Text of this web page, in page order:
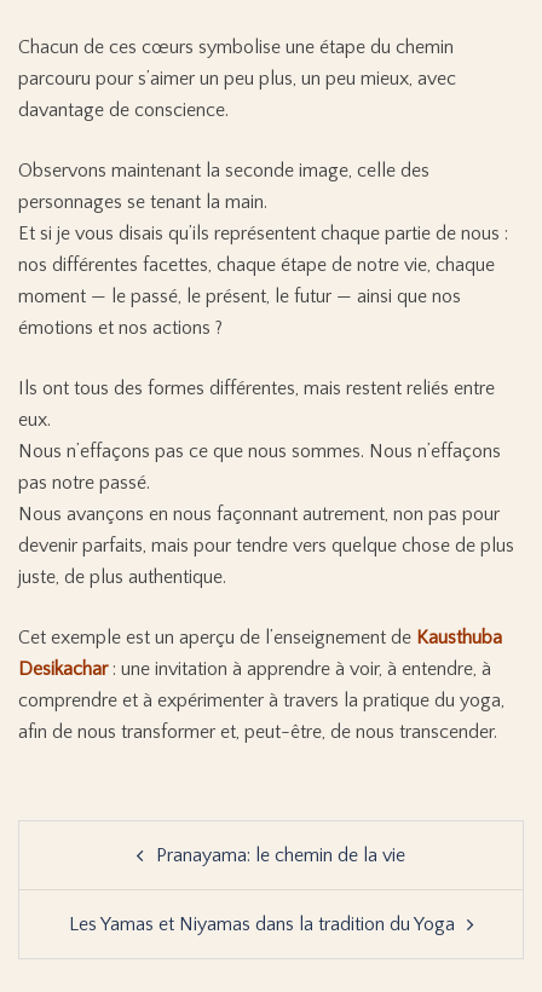
Chacun de ces cœurs symbolise une étape du chemin
parcouru pour s’aimer un peu plus, un peu mieux, avec
davantage de conscience.
Observons maintenant la seconde image, celle des
personnages se tenant la main.
Et si je vous disais qu’ils représentent chaque partie de nous :
nos différentes facettes, chaque étape de notre vie, chaque
moment — le passé, le présent, le futur — ainsi que nos
émotions et nos actions ?
Ils ont tous des formes différentes, mais restent reliés entre
eux.
Nous n’effaçons pas ce que nous sommes. Nous n’effaçons
pas notre passé.
Nous avançons en nous façonnant autrement, non pas pour
devenir parfaits, mais pour tendre vers quelque chose de plus
juste, de plus authentique.
Cet exemple est un aperçu de l’enseignement de Kausthuba
Desikachar: une invitation à apprendre à voir, à entendre, à
comprendre et à expérimenter à travers la pratique du yoga,
afin de nous transformer et, peut-être, de nous transcender.
Pranayama: le chemin de la vie
Les Yamas et Niyamas dans la tradition du Yoga